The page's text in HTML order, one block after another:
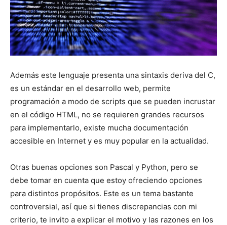
Además este lenguaje presenta una sintaxis deriva del C,
es un estándar en el desarrollo web, permite
programación a modo de scripts que se pueden incrustar
en el código HTML, no se requieren grandes recursos
para implementarlo, existe mucha documentación
accesible en Internet y es muy popular en la actualidad.
Otras buenas opciones son Pascal y Python, pero se
debe tomar en cuenta que estoy ofreciendo opciones
para distintos propósitos. Este es un tema bastante
controversial, así que si tienes discrepancias con mi
criterio, te invito a explicar el motivo y las razones en los